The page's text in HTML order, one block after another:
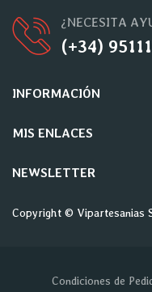
¿NECESITA
(+34)
INFORMACIÓN
MIS ENLACES
NEWSLETTER
Copyright © Vipartesanias
Condiciones de